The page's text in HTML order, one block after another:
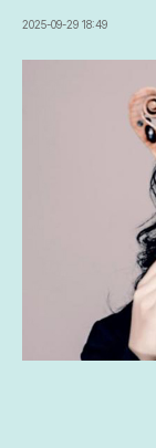
2025-09-29 18:49